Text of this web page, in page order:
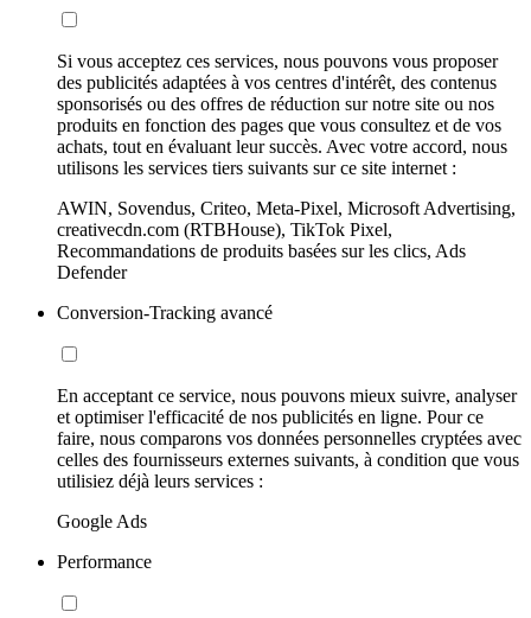
Si vous acceptez ces services, nous pouvons vous proposer
des publicités adaptées à vos centres d'intérêt, des contenus
sponsorisés ou des offres de réduction sur notre site ou nos
produits en fonction des pages que vous consultez et de vos
achats, tout en évaluant leur succès. Avec votre accord, nous
utilisons les services tiers suivants sur ce site internet :
AWIN, Sovendus, Criteo, Meta-Pixel, Microsoft Advertising,
creativecdn.com (RTBHouse), TikTok Pixel,
Recommandations de produits basées sur les clics, Ads
Defender
Conversion-Tracking avancé
En acceptant ce service, nous pouvons mieux suivre, analyser
et optimiser l'efficacité de nos publicités en ligne. Pour ce
faire, nous comparons vos données personnelles cryptées avec
celles des fournisseurs externes suivants, à condition que vous
utilisiez déjà leurs services :
Google Ads
Performance